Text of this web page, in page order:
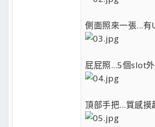
側面照來一張...
屁屁照...5個slot
頂部手把...質感